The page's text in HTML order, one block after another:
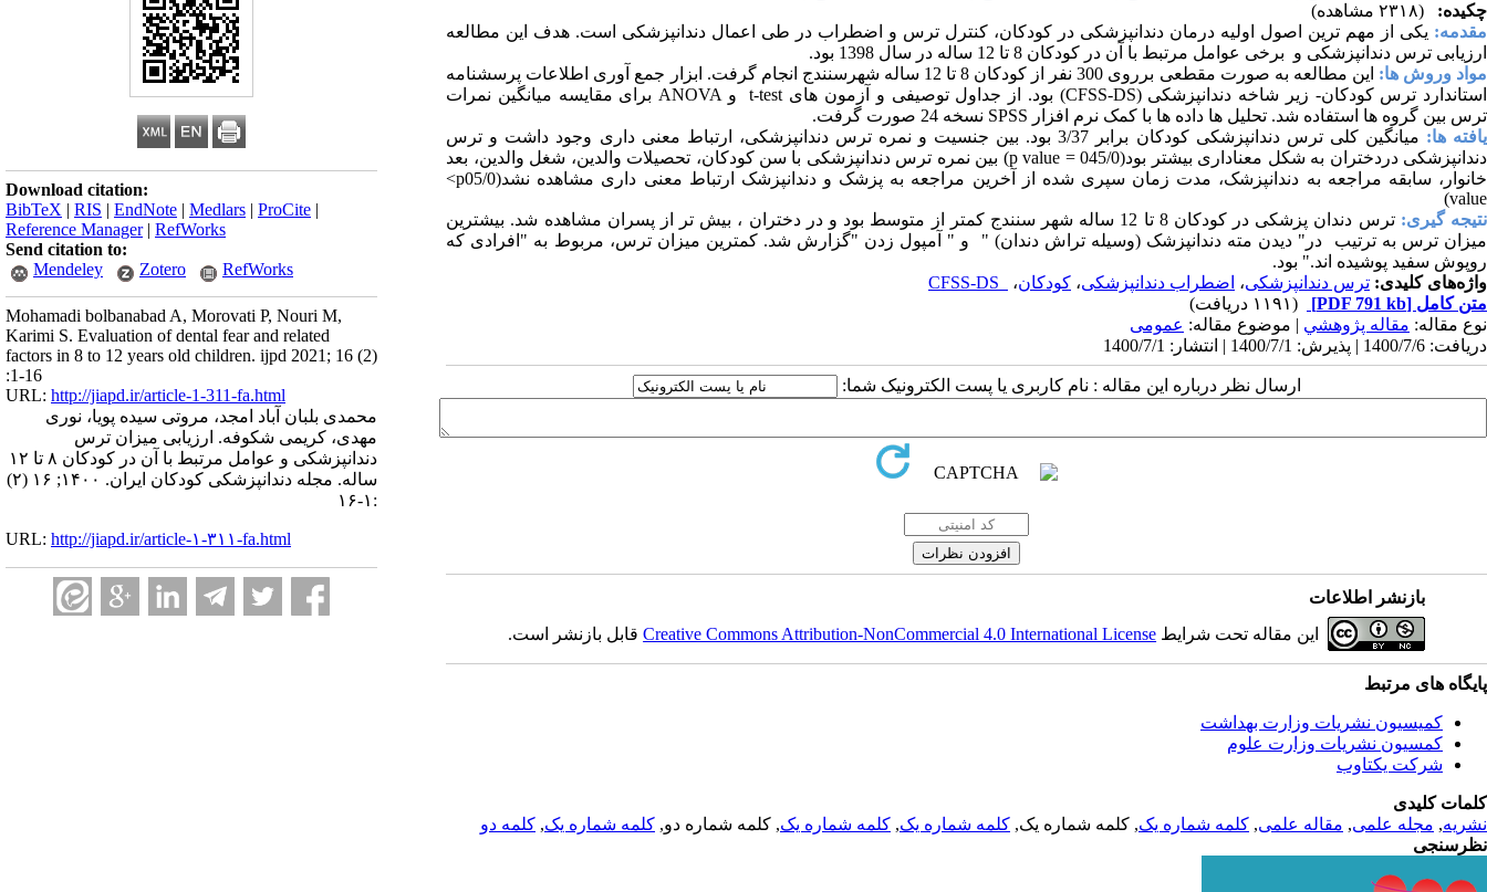
Download citation:
BibTeX | RIS | EndNote | Medlars | ProCite |
Reference Manager| RefWorks
Send citation to:
Mendeley
Zotero RefWorks
Mohamadi bolbanabad A, Morovati P, Nouri M,
Karimi S. Evaluation of dental fear and related
factors in 8 to 12 years old children. ijpd 2021; 16 (2)
:1-16
URL: http://jiapd.ir/article-1-311-fa.html
محمدی بلبان آباد امجد، مروتی سیده پویا، نوری
مهدی، کریمی شکوفه. ارزیابی میزان ترس
دندانپزشکی و عوامل مرتبط با آن در کودکان ۸ تا ۱۲
ساله. مجله دندانپزشکی کودکان ایران. ۱۴۰۰; ۱۶ (۲)
:۱-۱۶
URL: http://jiapd.ir/article-۱-۳۱۱-fa.html
چکیده:
(۲۳۱۸ مشاهده)
مقدمه: یکی از مهم ترین اصول اولیه درمان دندانپزشکی در کودکان، کنترل ترس و اضطراب در طی اعمال دندانپزشکی است. هدف این مطالعه
ارزیابی ترس دندانپزشکی و برخی عوامل مرتبط با آن در کودکان 8 تا 12 ساله در سال 1398 بود
.
مواد وروش ها:
این مطالعه به صورت مقطعی برروی 300 نفر از کودکان 8 تا 12 ساله شهرسنندج انجام گرفت. ابزار جمع آوری اطلاعات پرسشنامه
استاندارد ترس کودکان- زیر شاخه دندانپزشکی (CFSS-DS) بود. از جداول توصیفی و آزمون های t-test و ANOVA برای مقایسه میانگین نمرات
ترس بین گروه ها استفاده شد. تحلیل ها داده ها با کمک نرم افزار SPSS نسخه 24 صورت گرفت
.
یافته ‌ها:
میانگین کلی ترس دندانپزشکی کودکان برابر 3/37 بود. بین جنسیت و نمره ترس دندانپزشکی، ارتباط معنی داری وجود داشت و ترس
دندانپزشکی دردختران به شکل معناداری بیشتر بود(045/0
p value =
) بین نمره ترس دندانپزشکی با سن کودکان، تحصیلات والدین، شغل والدین، بعد
خانوار، سابقه مراجعه به دندانپزشک، مدت زمان سپری شده از آخرین مراجعه به پزشک و دندانپزشک ارتباط معنی داری مشاهده نشد(05/0
<p
value
)
نتیجه گیری:
ترس دندان پزشکی در کودکان 8 تا 12 ساله شهر سنندج کمتر از متوسط بود و در دختران ، بیش تر از پسران مشاهده شد. بیشترین
میزان ترس به ترتیب در" دیدن مته دندانپزشک (وسیله تراش دندان) " و " آمپول زدن "گزارش شد. کمترین میزان ترس، مربوط به "افرادی که
روپوش سفید پوشیده اند." بود.
واژه‌های کلیدی: ترس دندانپزشکی، اضطراب دندانپزشکی، کودکان،
متن کامل [PDF 791 kb]
(۱۱۹۱ دریافت)
نوع مقاله: مقاله پژوهشي | موضوع مقاله: عمومى
دریافت: 1400/7/6 | پذیرش: 1400/7/1 | انتشار: 1400/7/1
ارسال نظر درباره این مقاله : نام کاربری یا پست الکترونیک شما:
بازنشر اطلاعات
این مقاله تحت شرایط Creative Commons Attribution-NonCommercial 4.0 International Licenseقابل بازنشر است.
پایگاه های مرتبط
کمیسیون نشریات وزارت بهداشت
کمسیون نشریات وزارت علوم
شرکت یکتاوب
کلمات کلیدی
نشریه, مجله علمی, مقاله علمی, کلمه شماره یک, کلمه شماره یک, کلمه شماره یک, کلمه شماره یک, کلمه شماره دو, کلمه شماره یک, کلمه دو
نظرسنجی